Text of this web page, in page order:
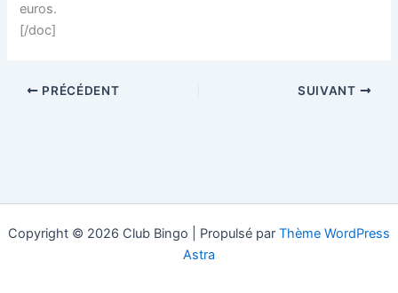
euros.
[/doc]
PRÉCÉDENT SUIVANT
Copyright © 2026 Club Bingo | Propulsé par Thème WordPress
Astra